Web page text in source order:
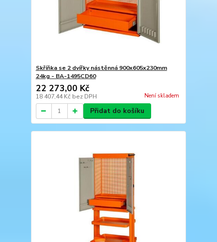
Skříňka se 2 dvířky nástěnná 900x605x230mm
24kg - BA-1495CD60
22 273,00 Kč
18 407,44 Kč bez DPH Není skladem
Přidat do košíku